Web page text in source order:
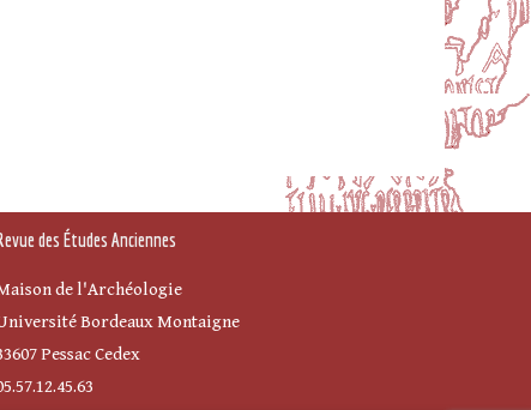
des Études Anciennes
de l'Archéologie
Bordeaux Montaigne
Pessac Cedex